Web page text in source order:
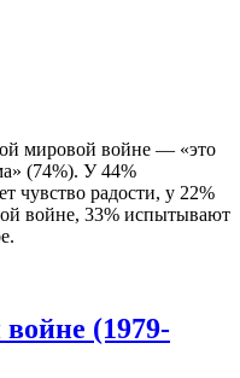
мировой войне — «это
(74%). У 44%
чувство радости, у 22%
войне, 33% испытывают
(1979-